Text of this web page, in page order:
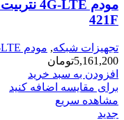
421F
تجهیزات شبکه, مودم TD-Lte,4G-LTE
5,161,200تومان
افزودن به سبد خرید
برای مقایسه اضافه کنید
مشاهده سریع
جدید